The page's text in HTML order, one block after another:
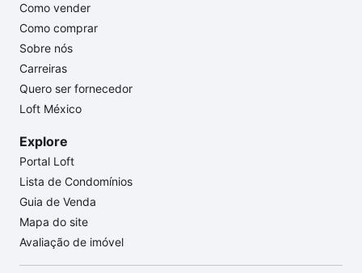
Como vender
Como comprar
Sobre nós
Carreiras
Quero ser fornecedor
Loft México
Explore
Portal Loft
Lista de Condomínios
Guia de Venda
Mapa do site
Avaliação de imóvel